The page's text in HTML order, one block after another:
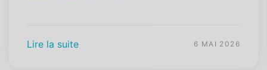
Lire la suite 6 MAI 2026